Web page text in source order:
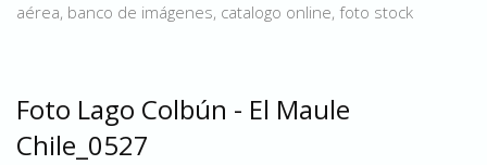
aérea, banco de imágenes, catalogo online, foto stock
Foto Lago Colbún - El Maule
Chile_0527